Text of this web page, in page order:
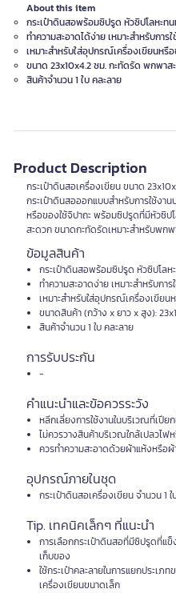
About this item
กระเป๋าดินสอพร้อมซิปรูด หัวซิปโลหะท
ทำความสะอาดได้ง่าย เหมาะสำหรับการ
เหมาะสำหรับใส่อุปกรณ์เครื่องเขียนหรื
ขนาด 23x10x4.2 ซม. กะทัดรัด พกพาส
สินค้าจำนวน 1 ใบ คละลาย
Product Description
กระเป๋าดินสอเครื่องเขียน ขนาด
กระเป๋าดินสอออกแบบสำหรับการใช้งา
หรือของใช้จิปาถะ พร้อมซิปรูดที่มีหัวซิปโ
สะดวก ขนาดกะทัดรัดเหมาะสำหรับพก
ข้อมูลสินค้า
กระเป๋าดินสอพร้อมซิปรูด หัวซิปโลห
ทำความสะอาดง่าย เหมาะสำหรับการ
เหมาะสำหรับใส่อุปกรณ์เครื่องเขียน
ขนาดสินค้า (กว้าง x ยาว x สูง):
สินค้าจำนวน 1 ใบ คละลาย
การรับประกัน
-
คำแนะนำและข้อควรระวัง
หลีกเลี่ยงการใช้งานในบริเวณที่เปีย
ไม่ควรวางสินค้าบริเวณใกล้เปลวไฟ
ควรทำความสะอาดด้วยผ้าแห้งหรือ
อุปกรณ์ภายในชุด
กระเป๋าดินสอเครื่องเขียน จำนวน 1 ใ
Tip. เทคนิคเล็กๆ ที่แนะนำ
การเลือกกระเป๋าดินสอที่มีซิปรูดที่แข็
เก็บของ
ใช้กระเป๋าคละลายในการแยกประ
เครื่องเขียนขนาดเล็ก